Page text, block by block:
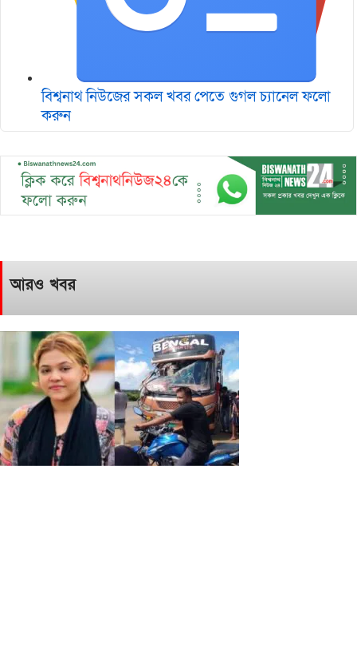
বিশ্বনাথ নিউজের সকল খবর পেতে গুগল চ‌্যানেল ফলো
করুন
আরও খবর